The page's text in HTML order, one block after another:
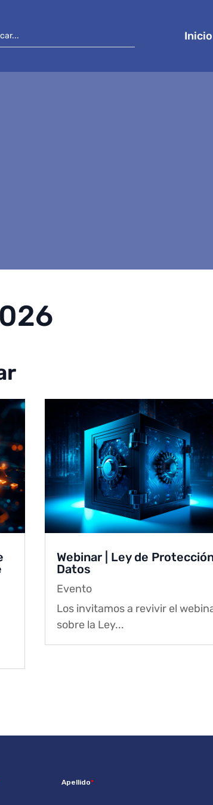
Inicio
Webinar | Ley de
Datos
Evento
Los invitamos a revivir el
sobre la Ley...